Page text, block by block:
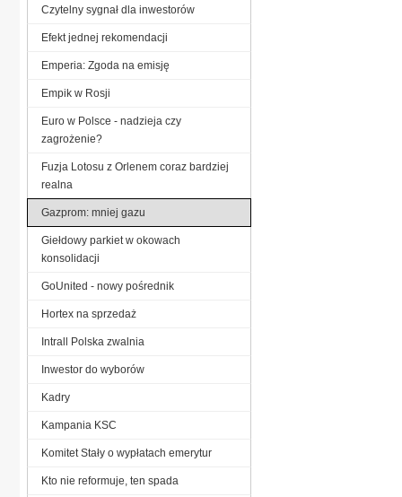
Czytelny sygnał dla inwestorów
Efekt jednej rekomendacji
Emperia: Zgoda na emisję
Empik w Rosji
Euro w Polsce - nadzieja czy
zagrożenie?
Fuzja Lotosu z Orlenem coraz bardziej
realna
Gazprom: mniej gazu
Giełdowy parkiet w okowach
konsolidacji
GoUnited - nowy pośrednik
Hortex na sprzedaż
Intrall Polska zwalnia
Inwestor do wyborów
Kadry
Kampania KSC
Komitet Stały o wypłatach emerytur
Kto nie reformuje, ten spada